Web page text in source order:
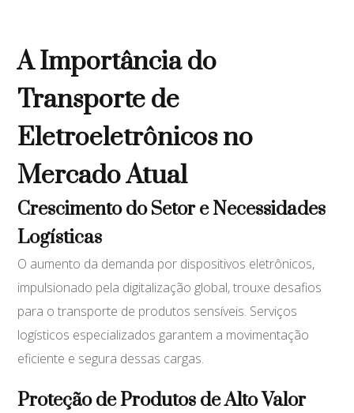
A Importância do
Transporte de
Eletroeletrônicos no
Mercado Atual
Crescimento do Setor e Necessidades
Logísticas
O aumento da demanda por dispositivos eletrônicos,
impulsionado pela digitalização global, trouxe desafios
para o transporte de produtos sensíveis. Serviços
logísticos especializados garantem a movimentação
eficiente e segura dessas cargas.
Proteção de Produtos de Alto Valor